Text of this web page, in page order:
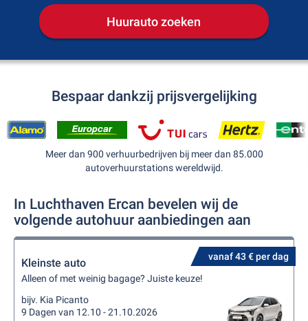
Huurauto zoeken
Bespaar dankzij prijsvergelijking
Meer dan 900 verhuurbedrijven bij meer dan 85.000
autoverhuurstations wereldwijd.
In Luchthaven Ercan bevelen wij de
volgende autohuur aanbiedingen aan
vanaf 43 € per dag
Kleinste auto
Alleen of met weinig bagage? Juiste keuze!
bijv. Kia Picanto
9 Dagen van 12.10 - 21.10.2026